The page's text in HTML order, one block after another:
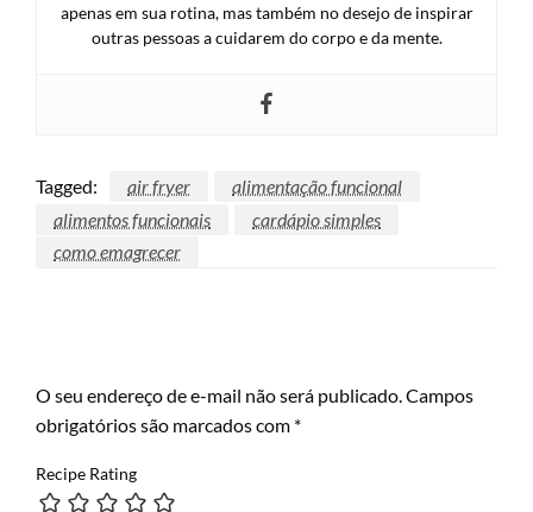
apenas em sua rotina, mas também no desejo de inspirar
outras pessoas a cuidarem do corpo e da mente.
Tagged: air fryer
alimentação funcional
alimentos funcionais
cardápio simples
como emagrecer
O seu endereço de e-mail não será publicado.Campos
obrigatórios são marcados com *
Recipe Rating